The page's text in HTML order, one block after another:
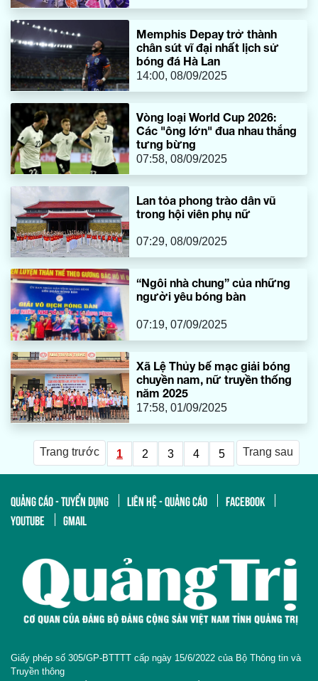
Memphis Depay trở thành
chân sút vĩ đại nhất lịch sử
bóng đá Hà Lan
14:00, 08/09/2025
Vòng loại World Cup 2026:
Các "ông lớn" đua nhau thắng
tưng bừng
07:58, 08/09/2025
Lan tỏa phong trào dân vũ
trong hội viên phụ nữ
07:29, 08/09/2025
“Ngôi nhà chung” của những
người yêu bóng bàn
07:19, 07/09/2025
Xã Lệ Thủy bế mạc giải bóng
chuyền nam, nữ truyền thống
năm 2025
17:58, 01/09/2025
Trang trước 1 2 3 4 5 Trang sau
QUẢNG CÁO - TUYỂN DỤNG LIÊN HỆ - QUẢNG CÁO
FACEBOOK
YOUTUBE
GMAIL
Giấy phép số 305/GP-BTTTT cấp ngày 15/6/2022 của Bộ Thông tin và
Truyền thông